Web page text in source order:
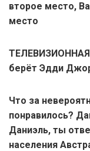
второе место,
место
ТЕЛЕВИЗИОННАЯ
берёт Эдди
Что за
понравилось?
Даниэль, ты
населения